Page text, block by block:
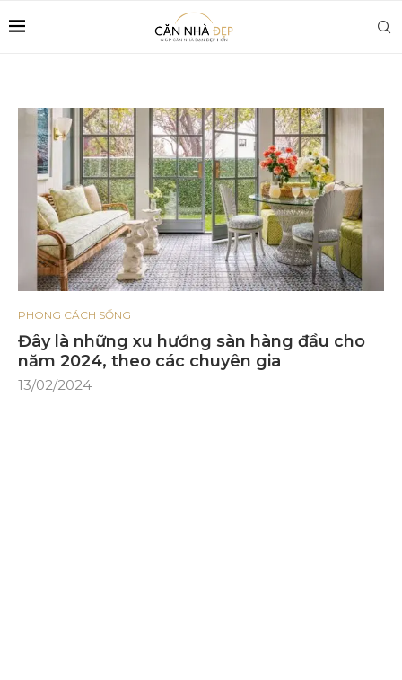
PHONG CÁCH SỐNG
Đây là những xu hướng sàn hàng đầu cho
năm 2024, theo các chuyên gia
13/02/2024